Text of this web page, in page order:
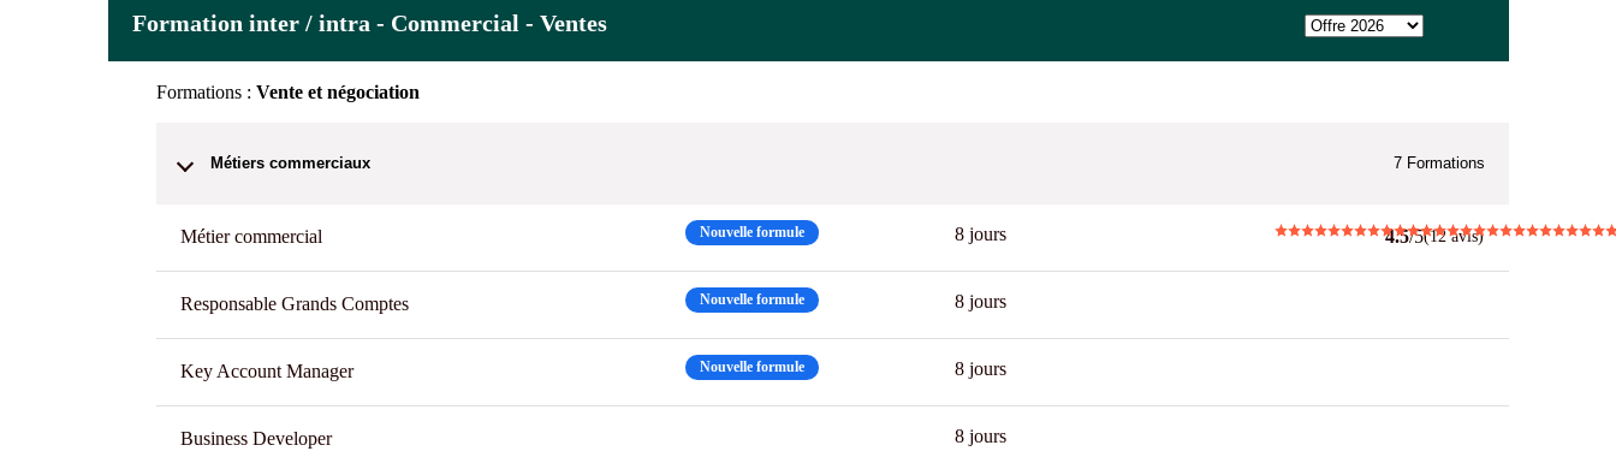
Formation inter / intra - Commercial - Ventes
Formations : Vente et négociation
Métiers commerciaux 7 Formations
Métier commercial Nouvelle formule 8 jours 4.5/5(12 avis)
Responsable Grands Comptes Nouvelle formule 8 jours
Key Account Manager Nouvelle formule 8 jours
Business Developer 8 jours